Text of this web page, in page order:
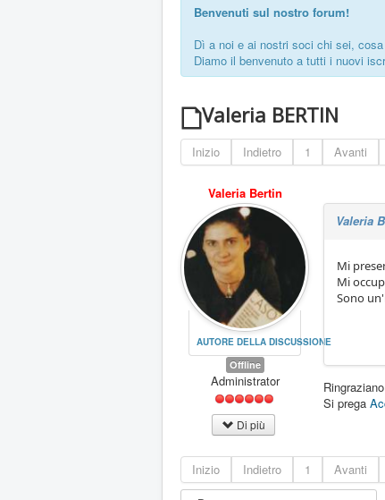
Benvenuti sul nostro forum!
Dì a noi e ai nostri soci chi sei,
Diamo il benvenuto a tutti i nuovi
Valeria BERTIN
Inizio Indietro 1 Avanti
Valeria Bertin
AUTORE DELLA DISCUSSIONE
Offline
Administrator
Di più
Valeria
Mi
Mi
Sono
Si prega
Inizio Indietro 1 Avanti